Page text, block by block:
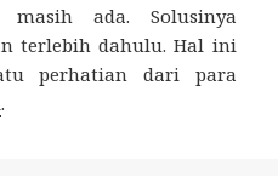
masih ada. Solusinya
terlebih dahulu. Hal ini
perhatian dari para
.